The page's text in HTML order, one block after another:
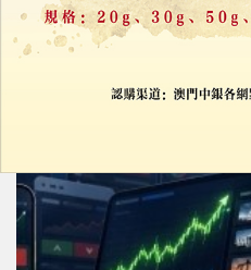
13/07/2026 11906